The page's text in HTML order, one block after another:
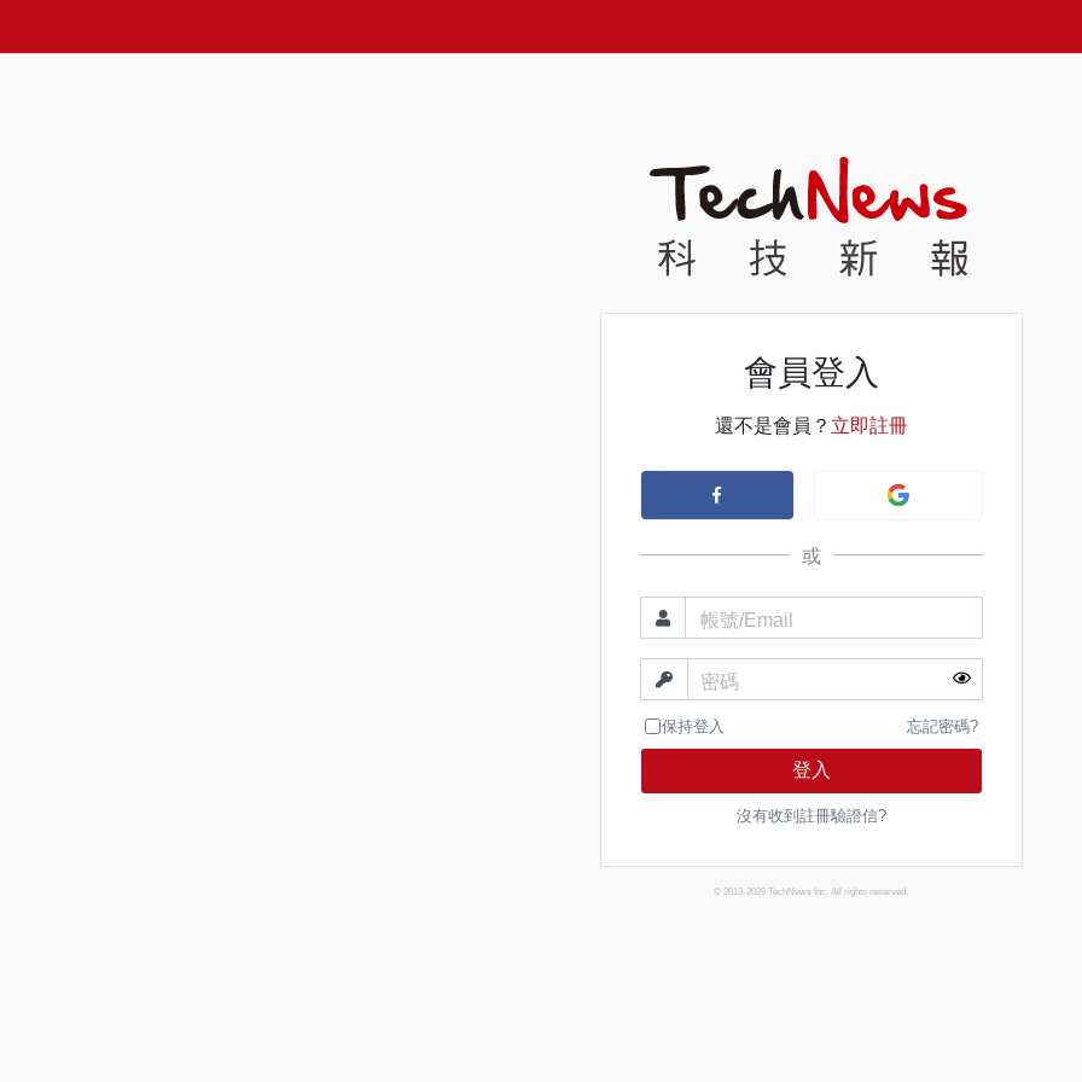
會員登入
還不是會員？ 立即註冊
或
帳號/Email
密碼
保持登入 忘記密碼?
登入
沒有收到註冊驗證信?
© 2013-2026 TechNews Inc. All rights reserved.